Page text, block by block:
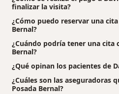
finalizar la visita?
¿Cómo puedo reservar una
Bernal?
¿Cuándo podría tener una cita
Bernal?
¿Qué opinan los pacientes de
¿Cuáles son las aseguradoras
Posada Bernal?